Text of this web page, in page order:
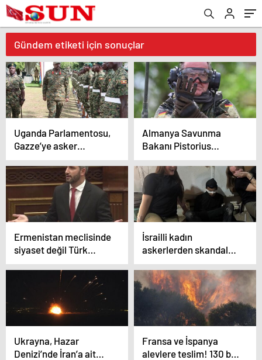
Gündem etiketi için sonuçlar
Uganda Parlamentosu,
Gazze’ye asker
gönderilmesini
onayladı
Almanya Savunma
Bakanı Pistorius
ağzından kaçırdı: RCH-
155’ler 2 yıl önce
Ukrayna’ya sevk
edilmiş
Ermenistan meclisinde
siyaset değil Türk
mutfağı konuşundu:
Gündem ‘Adana kebabı’
İsrailli kadın
askerlerden skandal
paylaşım! Apar topar
sildiler
Ukrayna, Hazar
Denizi’nde İran’a ait
Fransa ve İspanya
alevlere teslim! 130 bin